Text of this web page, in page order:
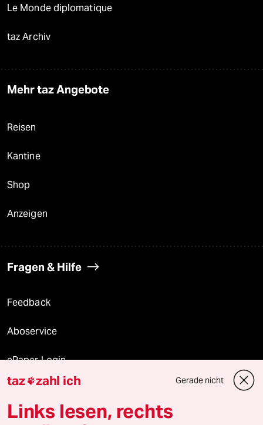
Le Monde diplomatique
taz Archiv
Mehr taz Angebote
Reisen
Kantine
Shop
Anzeigen
Fragen & Hilfe
Feedback
Aboservice
ePaper Login
Downloads für Abonnierende
taz zahl ich Gerade nicht
Links lesen, rechts